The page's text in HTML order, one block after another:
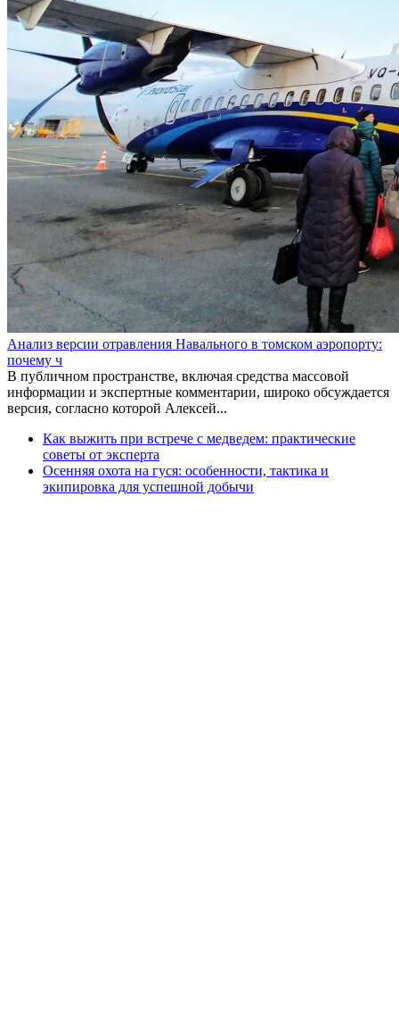
Анализ версии отравления Навального в томском аэропорту:
почему ч
В публичном пространстве, включая средства массовой
информации и экспертные комментарии, широко обсуждается
версия, согласно которой Алексей...
Как выжить при встрече с медведем: практические
советы от эксперта
Осенняя охота на гуся: особенности, тактика и
экипировка для успешной добычи